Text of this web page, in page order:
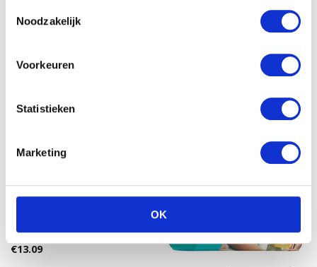
Noodzakelijk
Voorkeuren
Statistieken
Marketing
OK
Pampers New Baby Midi 3
Naturalcare 576st
€13.09